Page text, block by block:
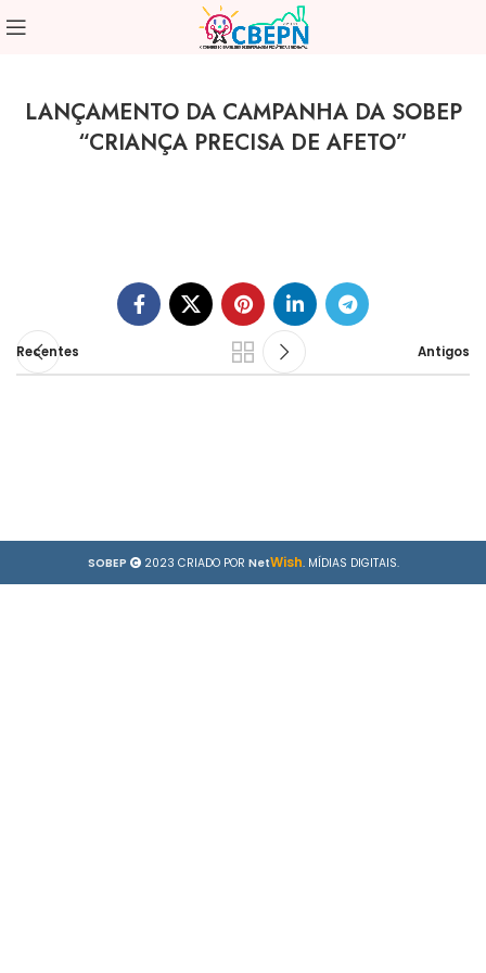
LANÇAMENTO DA CAMPANHA DA SOBEP
“CRIANÇA PRECISA DE AFETO”
Recentes Antigos
SOBEP 2023 CRIADO POR NetWish. MÍDIAS DIGITAIS.